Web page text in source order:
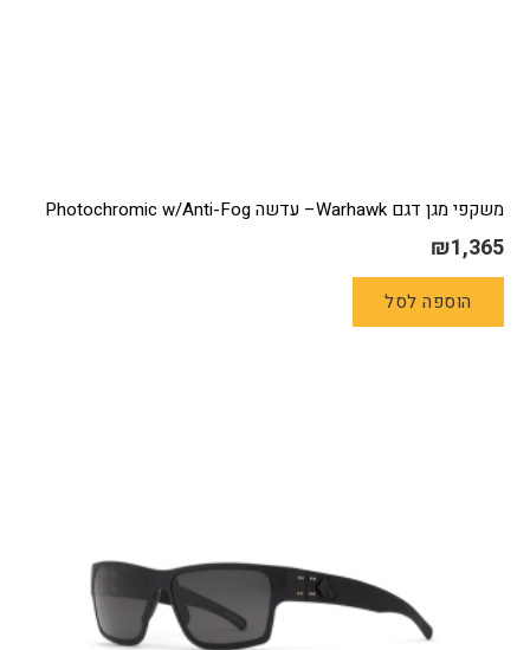
משקפי מגן דגם Warhawk– עדשה Photochromic w/Anti-Fog
₪1,365
הוספה לסל